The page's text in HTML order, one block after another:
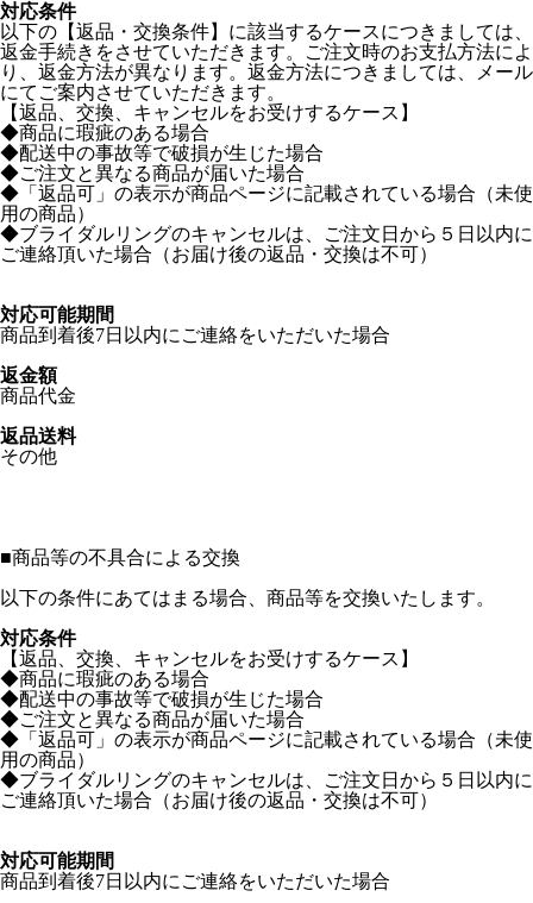
対応条件
以下の【返品・交換条件】に該当するケースにつきましては、
返金手続きをさせていただきます。ご注文時のお支払方法によ
り、返金方法が異なります。返金方法につきましては、メール
にてご案内させていただきます。
【返品、交換、キャンセルをお受けするケース】
◆商品に瑕疵のある場合
◆配送中の事故等で破損が生じた場合
◆ご注文と異なる商品が届いた場合
◆「返品可」の表示が商品ページに記載されている場合（未使
用の商品）
◆ブライダルリングのキャンセルは、ご注文日から５日以内に
ご連絡頂いた場合（お届け後の返品・交換は不可）
対応可能期間
商品到着後7日以内にご連絡をいただいた場合
返金額
商品代金
返品送料
その他
■商品等の不具合による交換
以下の条件にあてはまる場合、商品等を交換いたします。
対応条件
【返品、交換、キャンセルをお受けするケース】
◆商品に瑕疵のある場合
◆配送中の事故等で破損が生じた場合
◆ご注文と異なる商品が届いた場合
◆「返品可」の表示が商品ページに記載されている場合（未使
用の商品）
◆ブライダルリングのキャンセルは、ご注文日から５日以内に
ご連絡頂いた場合（お届け後の返品・交換は不可）
対応可能期間
商品到着後7日以内にご連絡をいただいた場合